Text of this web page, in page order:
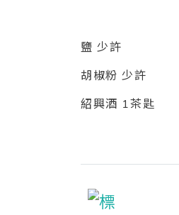
鹽 少許
胡椒粉 少許
紹興酒 1茶匙